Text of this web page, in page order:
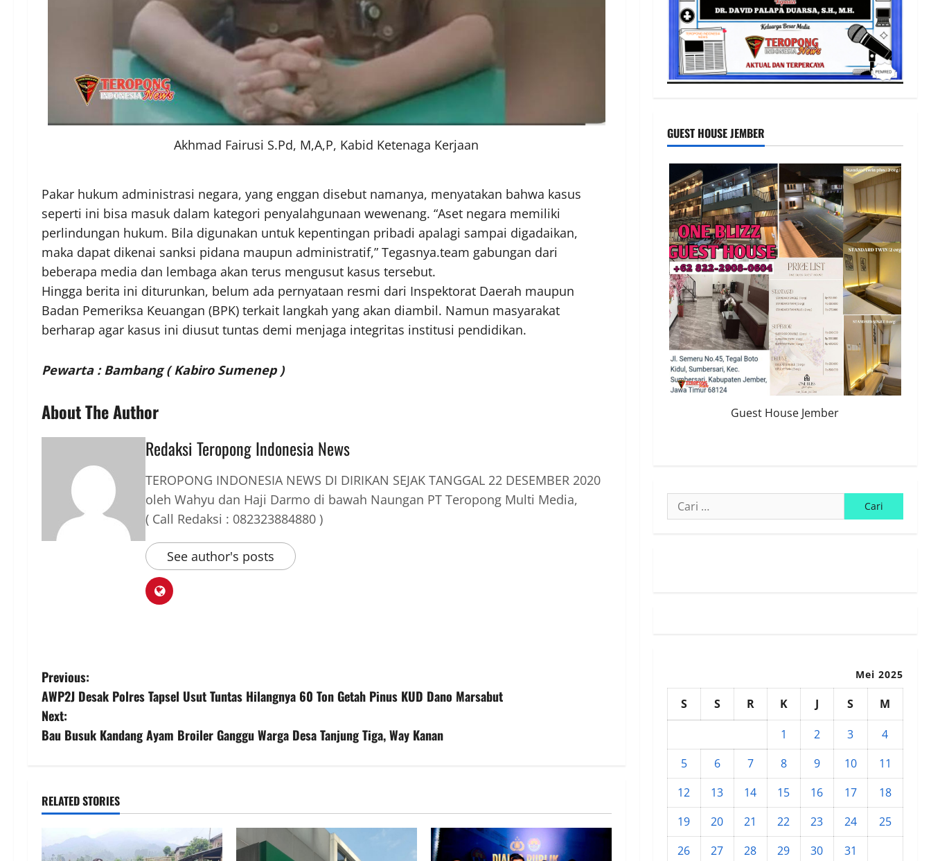
Akhmad Fairusi S.Pd, M,A,P, Kabid Ketenaga Kerjaan
Pakar hukum administrasi negara, yang enggan disebut namanya, menyatakan bahwa kasus
seperti ini bisa masuk dalam kategori penyalahgunaan wewenang. “Aset negara memiliki
perlindungan hukum. Bila digunakan untuk kepentingan pribadi apalagi sampai digadaikan,
maka dapat dikenai sanksi pidana maupun administratif,” Tegasnya.team gabungan dari
beberapa media dan lembaga akan terus mengusut kasus tersebut.
Hingga berita ini diturunkan, belum ada pernyataan resmi dari Inspektorat Daerah maupun
Badan Pemeriksa Keuangan (BPK) terkait langkah yang akan diambil. Namun masyarakat
berharap agar kasus ini diusut tuntas demi menjaga integritas institusi pendidikan.
Pewarta : Bambang ( Kabiro Sumenep )
About The Author
Redaksi Teropong Indonesia News
TEROPONG INDONESIA NEWS DI DIRIKAN SEJAK TANGGAL 22 DESEMBER 2020
oleh Wahyu dan Haji Darmo di bawah Naungan PT Teropong Multi Media,
( Call Redaksi : 082323884880 )
See author's posts
P
o
s
n
Previous:
AWP2J Desak Polres Tapsel Usut Tuntas Hilangnya 60 Ton Getah Pinus KUD Dano Marsabut
Next:
Bau Busuk Kandang Ayam Broiler Ganggu Warga Desa Tanjung Tiga, Way Kanan
RELATED STORIES
GUEST HOUSE JEMBER
Guest House Jember
Cari
untuk:
Mei 2025
S S R K J S
M
1
2 3
4
5
6 7 8 9 10
11
12
13 14 15 16 17
18
19
20 21 22 23 24
25
26
27 28 29 30 31